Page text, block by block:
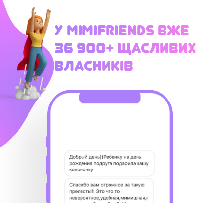
У MimiFriends вже
36 900+ щасливих
власників